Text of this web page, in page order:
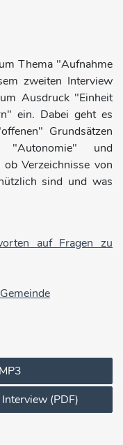
Thema "Aufnahme
zweiten Interview
Ausdruck "Einheit
ein. Dabei geht es
Grundsätzen
und
Verzeichnisse von
sind und was
auf Fragen zu
(PDF)